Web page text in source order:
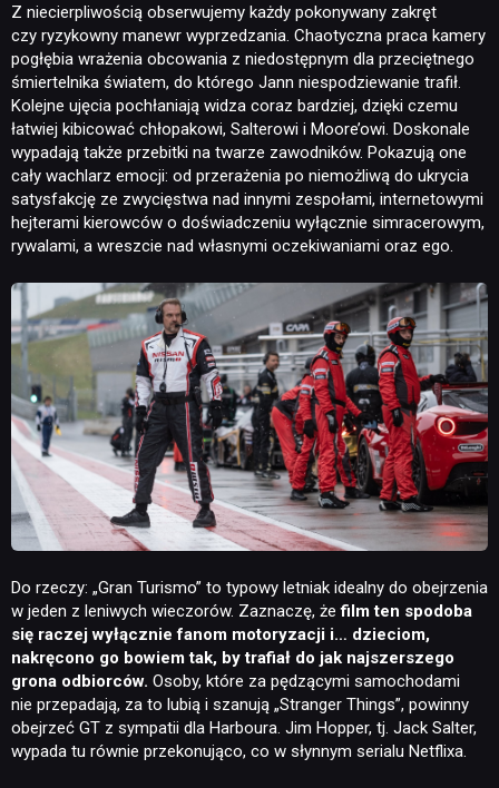
KULTURA
RETRO
TECHNOLOGIE
DYSKUSJE
JUŻ GRALIŚMY
SKLEP
Z niecierpliwością obserwujemy każdy pokonywany zakręt
czy ryzykowny manewr wyprzedzania. Chaotyczna praca kamery
pogłębia wrażenia obcowania z niedostępnym dla przeciętnego
śmiertelnika światem, do którego Jann niespodziewanie trafił.
Kolejne ujęcia pochłaniają widza coraz bardziej, dzięki czemu
łatwiej kibicować chłopakowi, Salterowi i Moore’owi. Doskonale
wypadają także przebitki na twarze zawodników. Pokazują one
cały wachlarz emocji: od przerażenia po niemożliwą do ukrycia
satysfakcję ze zwycięstwa nad innymi zespołami, internetowymi
hejterami kierowców o doświadczeniu wyłącznie simracerowym,
rywalami, a wreszcie nad własnymi oczekiwaniami oraz ego.
Do rzeczy: „Gran Turismo” to typowy letniak idealny do obejrzenia
w jeden z leniwych wieczorów. Zaznaczę, żefilm ten spodoba
się raczej wyłącznie fanom motoryzacji i… dzieciom,
nakręcono go bowiem tak, by trafiał do jak najszerszego
grona odbiorców. Osoby, które za pędzącymi samochodami
nie przepadają, za to lubią i szanują „Stranger Things”, powinny
obejrzeć GT z sympatii dla Harboura. Jim Hopper, tj. Jack Salter,
wypada tu równie przekonująco, co w słynnym serialu Netflixa.